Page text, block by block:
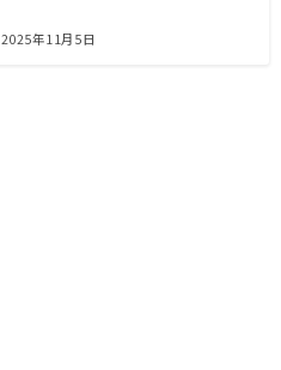
2025年11月5日